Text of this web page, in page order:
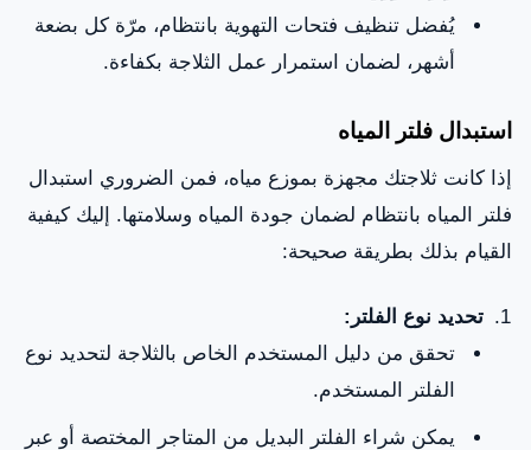
يُفضل تنظيف فتحات التهوية بانتظام، مرّة كل بضعة
أشهر، لضمان استمرار عمل الثلاجة بكفاءة.
استبدال فلتر المياه
إذا كانت ثلاجتك مجهزة بموزع مياه، فمن الضروري استبدال
فلتر المياه بانتظام لضمان جودة المياه وسلامتها. إليك كيفية
القيام بذلك بطريقة صحيحة:
تحديد نوع الفلتر:
تحقق من دليل المستخدم الخاص بالثلاجة لتحديد نوع
الفلتر المستخدم.
يمكن شراء الفلتر البديل من المتاجر المختصة أو عبر